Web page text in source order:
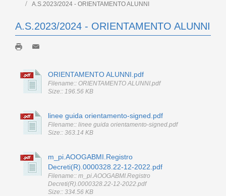
A.S.2023/2024 - ORIENTAMENTO ALUNNI
A.S.2023/2024 - ORIENTAMENTO ALUNNI
ORIENTAMENTO ALUNNI.pdf
Filename:: ORIENTAMENTO ALUNNI.pdf
Size:: 196.56 KB
linee guida orientamento-signed.pdf
Filename:: linee guida orientamento-signed.pdf
Size:: 363.14 KB
m_pi.AOOGABMI.Registro
Decreti(R).0000328.22-12-2022.pdf
Filename:: m_pi.AOOGABMI.Registro
Decreti(R).0000328.22-12-2022.pdf
Size:: 334.56 KB